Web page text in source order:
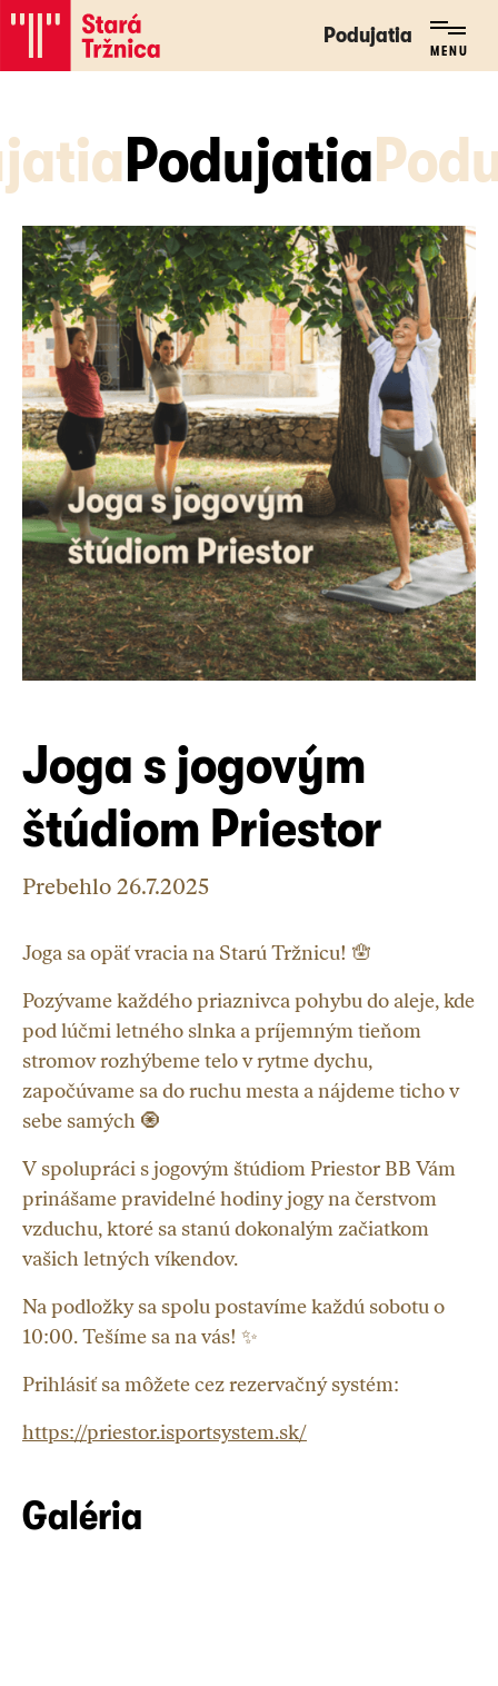
Podujatia
MENU
Podujatia
MENU
Podujatia
Joga s jogovým
štúdiom Priestor
Prebehlo 26.7.2025
Joga sa opäť vracia na Starú Tržnicu! 🪬
Pozývame každého priaznivca pohybu do aleje, kde
pod lúčmi letného slnka a príjemným tieňom
stromov rozhýbeme telo v rytme dychu,
započúvame sa do ruchu mesta a nájdeme ticho v
sebe samých 🧿
V spolupráci s jogovým štúdiom Priestor BB Vám
prinášame pravidelné hodiny jogy na čerstvom
vzduchu, ktoré sa stanú dokonalým začiatkom
vašich letných víkendov.
Na podložky sa spolu postavíme každú sobotu o
10:00. Tešíme sa na vás! ✨
Prihlásiť sa môžete cez rezervačný systém:
https://priestor.isportsystem.sk/
Galéria